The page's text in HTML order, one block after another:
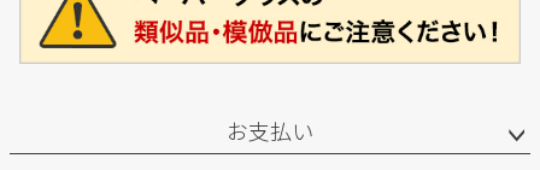
お支払い